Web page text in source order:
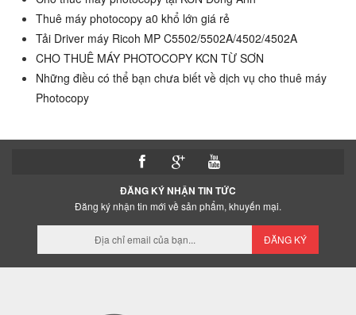
Thuê máy photocopy a0 khổ lớn giá rẻ
Tải Driver máy Ricoh MP C5502/5502A/4502/4502A
CHO THUÊ MÁY PHOTOCOPY KCN TỪ SƠN
Những điều có thể bạn chưa biết về dịch vụ cho thuê máy
Photocopy
ĐĂNG KÝ NHẬN TIN TỨC
Đăng ký nhận tin mới về sản phẩm, khuyến mại.
ĐĂNG KÝ